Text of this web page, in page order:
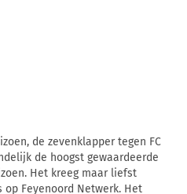
de zevenklapper tegen FC
de hoogst gewaardeerde
Het kreeg maar liefst
op Feyenoord Netwerk. Het